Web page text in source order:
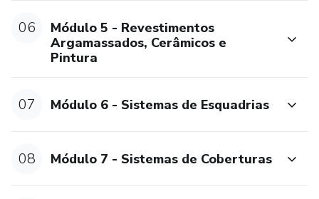
06
Módulo 5 - Revestimentos
Argamassados, Cerâmicos e
Pintura
07 Módulo 6 - Sistemas de Esquadrias
08 Módulo 7 - Sistemas de Coberturas